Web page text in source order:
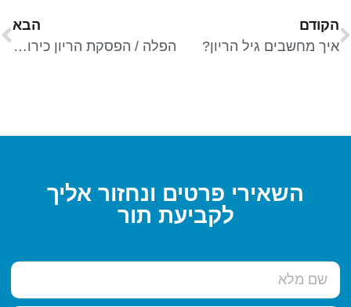
הקודם
איך מחשבים גיל הריון?
הבא
הפלה / הפסקת הריון כירורגית
השאירי פרטים ונחזור אליך
לקביעת תור